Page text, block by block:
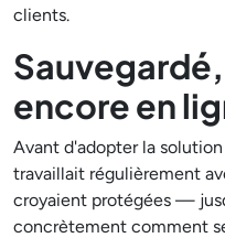
clients.
encore en
Avant d'adopter la
travaillait régulièrement
croyaient protégées —
concrètement comment